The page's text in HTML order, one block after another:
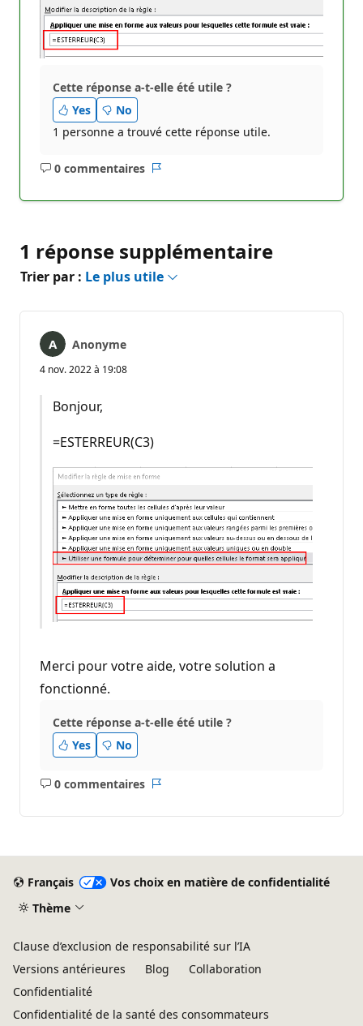
Cette réponse a-t-elle été utile ?
Yes
No
1 personne a trouvé cette réponse utile.
0 commentaires
Aucun
1 réponse supplémentaire
Trier par : Le plus utile
Anonyme
4 nov. 2022 à 19:08
Bonjour,
=ESTERREUR(C3)
Merci pour votre aide, votre solution a
fonctionné.
Cette réponse a-t-elle été utile ?
Yes
No
0 commentaires
Aucun
Français
Vos choix en matière de confidentialité
Thème
Clause d’exclusion de responsabilité sur l’IA
Versions antérieures
Blog
Collaboration
Confidentialité
Confidentialité de la santé des consommateurs